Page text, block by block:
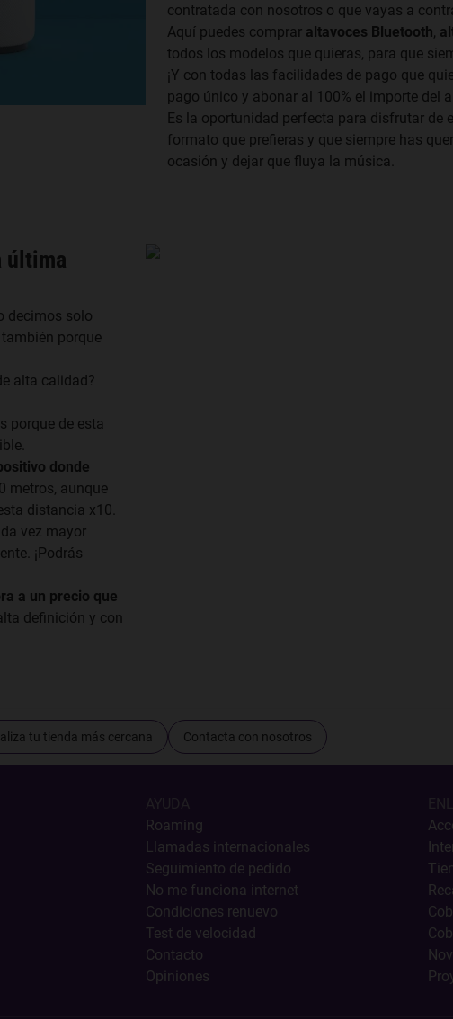
contratada con nosotros o que vayas a
Aquí puedes comprar altavoces Bluetooth,
todos los modelos que quieras, para que
¡Y con todas las facilidades de pago que
pago único y abonar al 100% el importe del
Es la oportunidad perfecta para disfrutar de
formato que prefieras y que siempre has
ocasión y dejar que fluya la música.
última
decimos solo
porque
alta calidad?
porque de esta
donde
metros, aunque
distancia x10.
vez mayor
¡Podrás
a un precio que
definición y con
tu tienda más cercana Contacta con nosotros
Roaming
Llamadas internacionales
Seguimiento de pedido
No me funciona internet
Condiciones renuevo
Test de velocidad
Contacto
Opiniones